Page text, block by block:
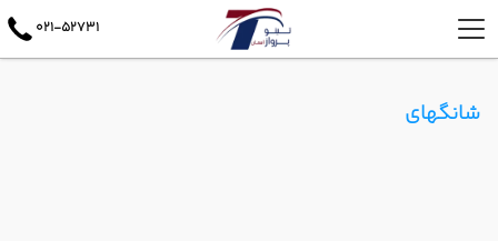
021-52731
شانگهای